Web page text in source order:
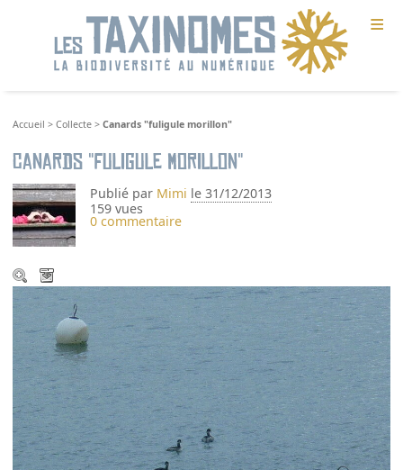
≡
Accueil >Collecte >Canards "fuligule morillon"
Canards "fuligule morillon"
Publié par Mimi le 31/12/2013
159 vues
0 commentaire